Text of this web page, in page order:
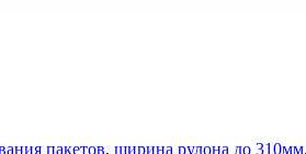
пакетов, ширина рулона до